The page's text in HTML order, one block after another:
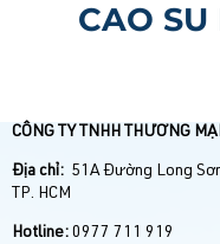
CAO SU
CÔNG TY TNHH THƯƠNG
Địa chỉ: 51A Đường Long
TP. HCM
Hotline: 0977 711 919